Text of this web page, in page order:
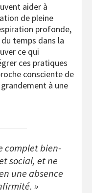
aider à
de pleine
profonde,
temps dans la
ce qui
ces pratiques
consciente de
à une
complet bien-
social, et ne
une absence
»